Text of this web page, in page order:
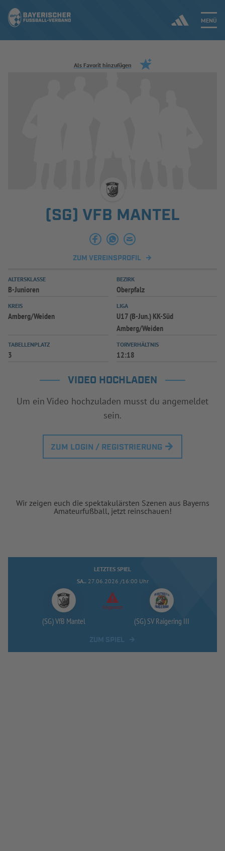
MENÜ
Jetzt einloggen
INFOTHEK SPIELPLUS
Als Favorit hinzufügen
(SG) VFB MANTEL
ZUM VEREINSPROFIL
ALTERSKLASSE
B-Junioren
BEZIRK
Oberpfalz
KREIS
Amberg/Weiden
LIGA
U17 (B-Jun.) KK-Süd
Amberg/Weiden
TABELLENPLATZ
3
TORVERHÄLTNIS
12:18
VIDEO HOCHLADEN
Um ein Video hochzuladen musst du angemeldet
sein.
ZUM LOGIN / REGISTRIERUNG
Wir zeigen euch die spektakulärsten Szenen aus Bayerns
Amateurfußball, jetzt reinschauen!
LETZTES SPIEL
SA.. 27.06.2026 /16:00 Uhr
(SG) VfB Mantel
Abgesetzt
(SG) SV Raigering III